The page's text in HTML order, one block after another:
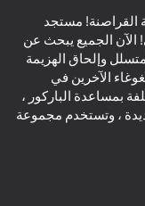
القراصنة! مستجد
الجميع يبحث عن
وإلحاق الهزيمة
الآخرين في
بمساعدة الباركور ،
، وتستخدم مجموعة